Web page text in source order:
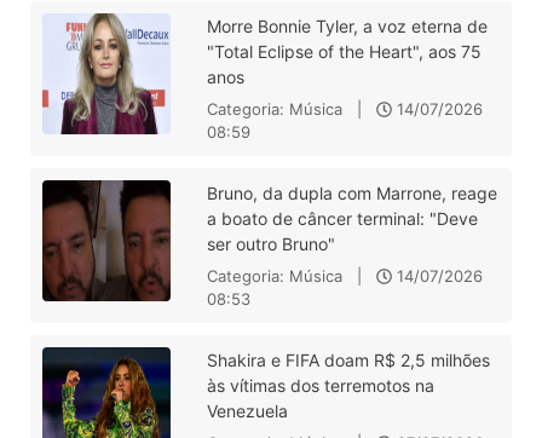
Morre Bonnie Tyler, a voz eterna de
"Total Eclipse of the Heart", aos 75
anos
Categoria: Música |
14/07/2026
08:59
Bruno, da dupla com Marrone, reage
a boato de câncer terminal: "Deve
ser outro Bruno"
Categoria: Música |
14/07/2026
08:53
Shakira e FIFA doam R$ 2,5 milhões
às vítimas dos terremotos na
Venezuela